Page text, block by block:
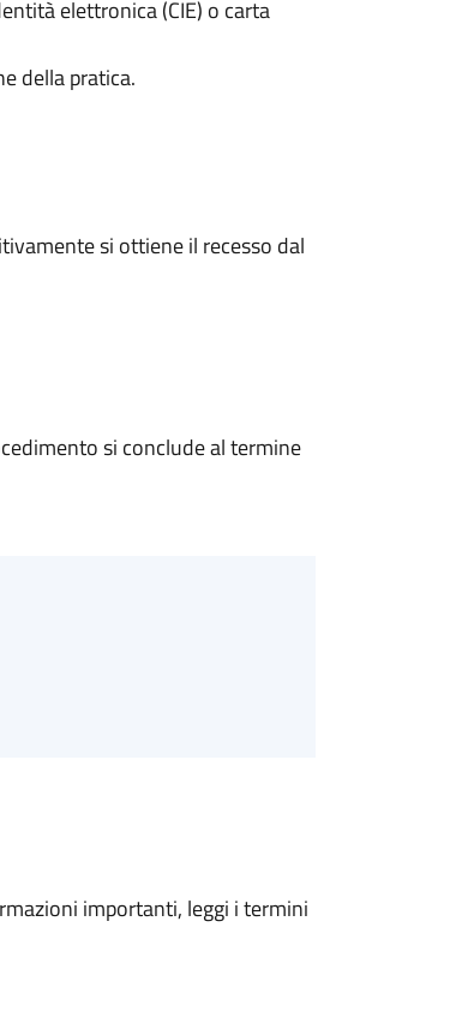
elettronica (CIE) o carta
della pratica.
si ottiene il recesso dal
si conclude al termine
importanti, leggi i termini